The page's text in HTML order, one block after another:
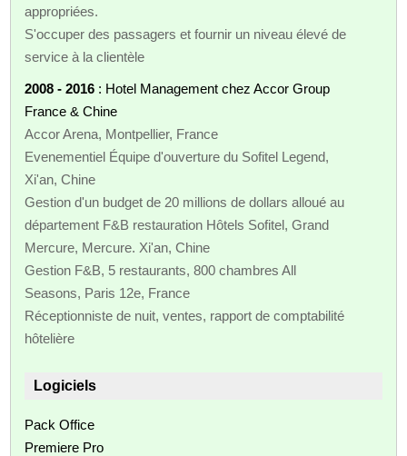
appropriées.
S'occuper des passagers et fournir un niveau élevé de
service à la clientèle
2008 - 2016 : Hotel Management chez Accor Group
France & Chine
Accor Arena, Montpellier, France
Evenementiel Équipe d'ouverture du Sofitel Legend,
Xi'an, Chine
Gestion d'un budget de 20 millions de dollars alloué au
département F&B restauration Hôtels Sofitel, Grand
Mercure, Mercure. Xi'an, Chine
Gestion F&B, 5 restaurants, 800 chambres All
Seasons, Paris 12e, France
Réceptionniste de nuit, ventes, rapport de comptabilité
hôtelière
Logiciels
Pack Office
Premiere Pro